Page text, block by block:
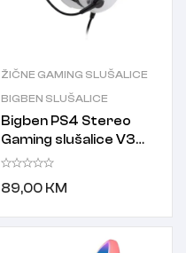
ŽIČNE GAMING SLUŠALICE
BIGBEN SLUŠALICE
Bigben PS4 Stereo
Gaming slušalice V3
bijele
89,00 KM